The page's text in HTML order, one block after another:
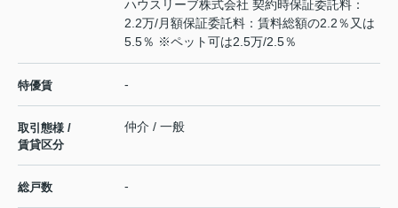
ハウスリーブ株式会社 契約時保証委託料：
2.2万/月額保証委託料：賃料総額の2.2％又は
5.5％ ※ペット可は2.5万/2.5％
特優賃 -
取引態様 /
賃貸区分
仲介 / 一般
総戸数 -